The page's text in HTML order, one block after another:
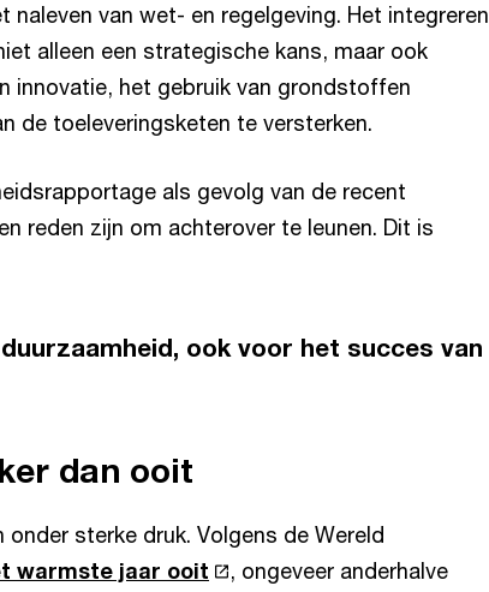
naleven van wet- en regelgeving. Het integreren
alleen een strategische kans, maar ook
innovatie, het gebruik van grondstoffen
de toeleveringsketen te versterken.
als gevolg van de recent
reden zijn om achterover te leunen. Dit is
ook voor het succes van
dan ooit
sterke druk. Volgens de Wereld
warmste jaar ooit
, ongeveer anderhalve